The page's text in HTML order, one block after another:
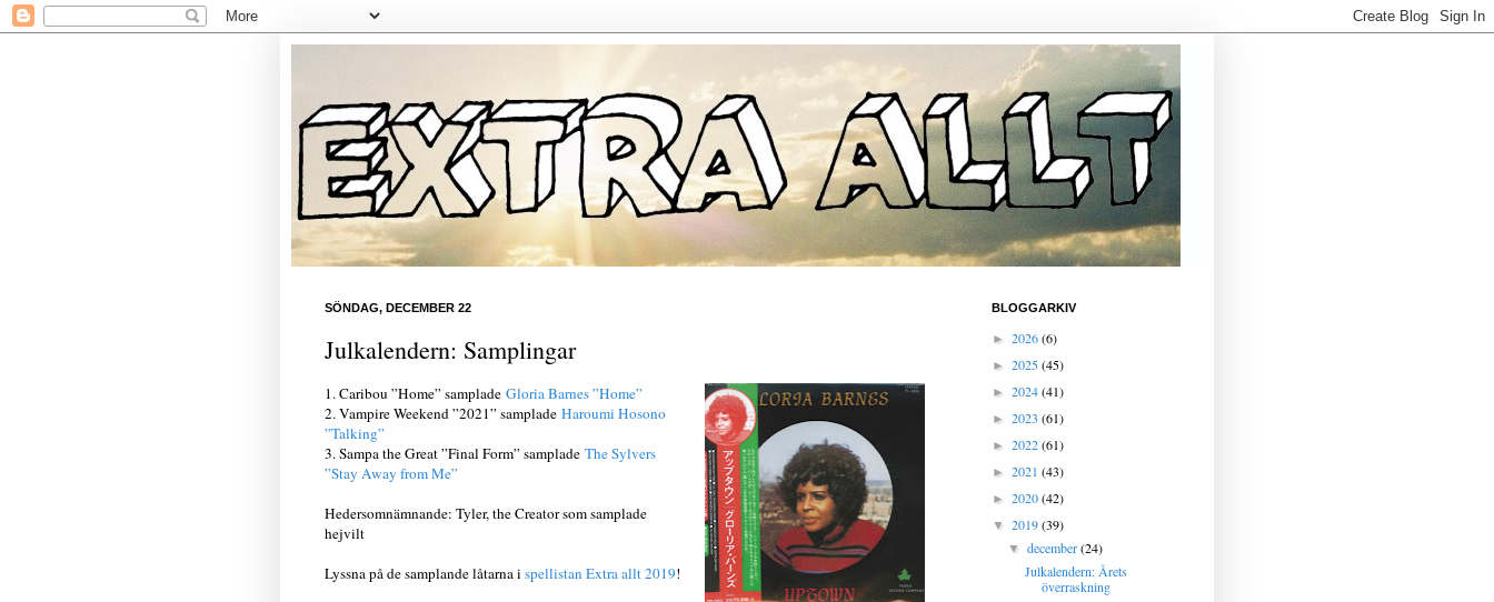
SÖNDAG, DECEMBER 22
Julkalendern: Samplingar
1. Caribou ”Home” samplade Gloria Barnes ”Home”
2. Vampire Weekend ”2021” samplade Haroumi Hosono
”Talking”
3. Sampa the Great ”Final Form” samplade The Sylvers
”Stay Away from Me”
Hedersomnämnande: Tyler, the Creator som samplade
hejvilt
Lyssna på de samplande låtarna i spellistan Extra allt 2019!
BLOGGARKIV
► 2026(6)
► 2025(45)
► 2024(41)
► 2023 (61)
► 2022(61)
► 2021 (43)
► 2020(42)
▼ 2019(39)
▼december(24)
Julkalendern: Årets
överraskning